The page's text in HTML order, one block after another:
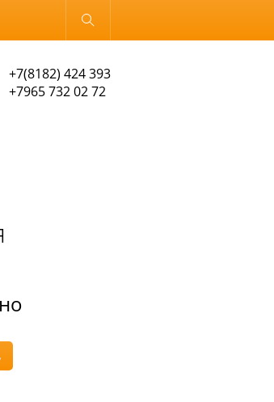
версия
+7(8182) 424 393
+7965 732 02 72